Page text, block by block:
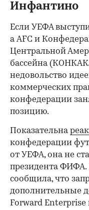
Инфантино
Если УЕФА
а AFC и
Центральной
бассейна
недовольство
коммерческих
конфедерации
позицию.
Показательна
конфедерации
от УЕФА, она не
президента ФИФА.
сообщила, что
дополнительные
Forward Enterprise